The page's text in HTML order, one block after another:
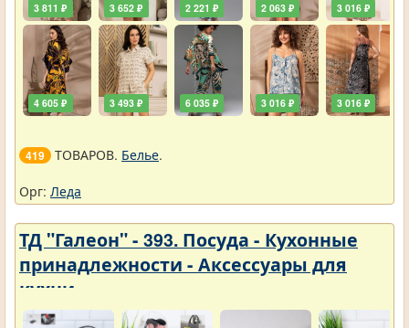
3 811 ₽
4 605 ₽
3 652 ₽
3 493 ₽
2 221 ₽
6 035 ₽
2 063 ₽
3 016 ₽
3 016 ₽
3 016 ₽
419 ТОВАРОВ. Белье.
Орг: Леда
ТД "Галеон" - 393. Посуда - Кухонные
принадлежности - Аксессуары для
кухни